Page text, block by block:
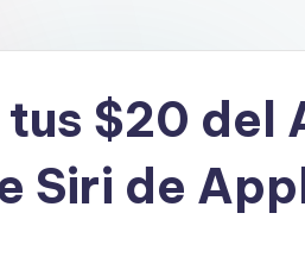
$20 del
Siri de